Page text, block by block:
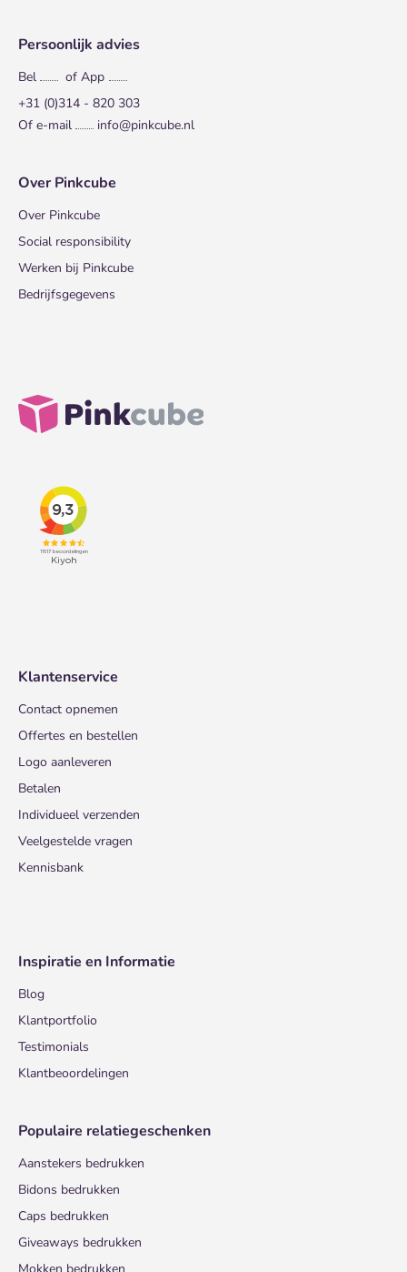
Persoonlijk advies
Bel
of App
+31 (0)314 - 820 303
Of e-mail
info@pinkcube.nl
Over Pinkcube
Over Pinkcube
Social responsibility
Werken bij Pinkcube
Bedrijfsgegevens
Klantenservice
Contact opnemen
Offertes en bestellen
Logo aanleveren
Betalen
Individueel verzenden
Veelgestelde vragen
Kennisbank
Inspiratie en Informatie
Blog
Klantportfolio
Testimonials
Klantbeoordelingen
Populaire relatiegeschenken
Aanstekers bedrukken
Bidons bedrukken
Caps bedrukken
Giveaways bedrukken